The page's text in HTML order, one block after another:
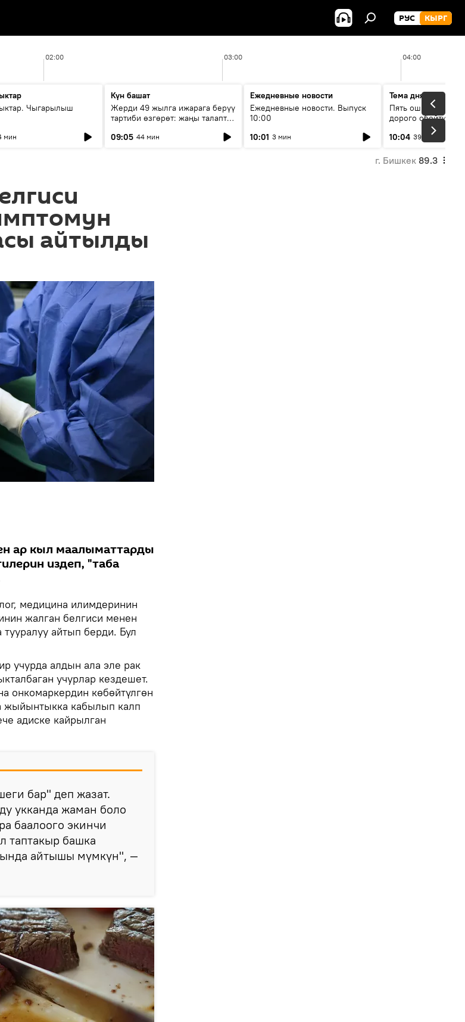
РУС КЫРГ
02:00 03:00 04:00
Чыгарылыш
мин
Күн башат
Жерди 49 жылга ижарага берүү
тартиби өзгөрөт: жаңы талаптар
09:05 44 мин
Ежедневные новости
Ежедневные новости. Выпуск
10:00
10:01 3 мин
Тема дня
Пять ошибок
дорого обойтись
10:04 39 мин
г. Бишкек 89.3
айтылды
ар кыл маалыматтарды
издеп, "таба
медицина илимдеринин
жалган белгиси менен
айтып берди. Бул
учурда алдын ала эле рак
учурлар кездешет.
көбөйтүлгөн
жыйынтыкка кабылып калп
адиске кайрылган
бар" деп жазат.
укканда жаман боло
баалоого экинчи
таптакыр башка
айтышы мүмкүн", —